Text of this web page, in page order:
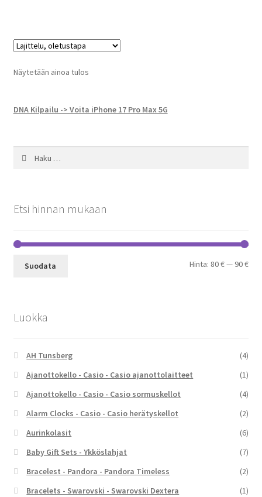
Näytetään ainoa tulos
DNA Kilpailu -> Voita iPhone 17 Pro Max 5G
Etsi hinnan mukaan
Suodata Hinta: 80 €— 90 €
Luokka
AH Tunsberg
(4)
Ajanottokello - Casio - Casio ajanottolaitteet
(1)
Ajanottokello - Casio - Casio sormuskellot
(4)
Alarm Clocks - Casio - Casio herätyskellot
(2)
Aurinkolasit
(6)
Baby Gift Sets - Ykköslahjat
(7)
Bracelest - Pandora - Pandora Timeless
(2)
Bracelets - Swarovski - Swarovski Dextera
(1)